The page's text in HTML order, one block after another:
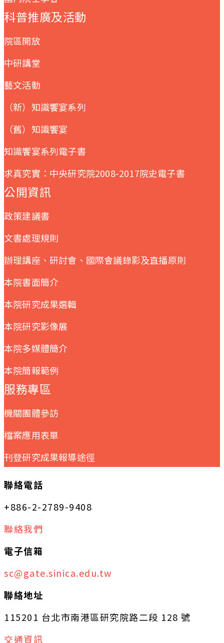
科普推廣及活動
院區開放
中研講堂
藝文活動
（新）知識饗宴系列
（舊）知識饗宴
知識饗宴系列電子書
求真究實：中央研究院2008-2017院史電子書
公開資訊
政策建議書
文書處理規則
辦理講座、研討會、國際會議錄影及直播原則
本院書面簡介
本院研究成果選輯
本院研究影像展
本院多媒體簡介
本院簡報範例
服務專區
機關團體參訪
檔案應用表單
刊登研究成果報導途徑
聯絡電話
+886-2-2789-9408
聯絡我們
電子信箱
sc@gate.sinica.edu.tw
聯絡地址
115201 台北市南港區研究院路二段 128 號
交通資訊